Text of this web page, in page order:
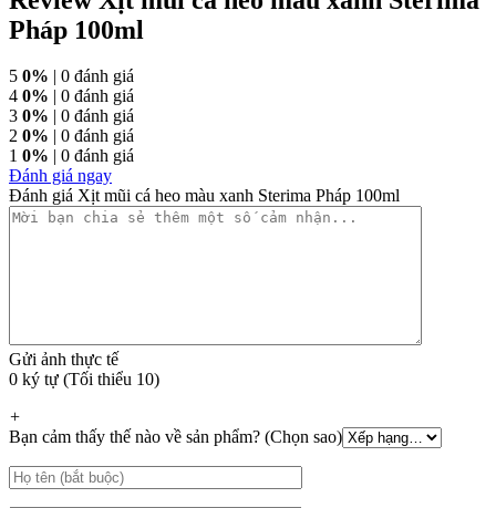
Pháp 100ml
5 0% | 0 đánh giá
4 0% | 0 đánh giá
3 0% | 0 đánh giá
2 0% | 0 đánh giá
1 0% | 0 đánh giá
Đánh giá ngay
Đánh giá Xịt mũi cá heo màu xanh Sterima Pháp 100ml
Gửi ảnh thực tế
0 ký tự (Tối thiểu 10)
+
Bạn cảm thấy thế nào về sản phẩm? (Chọn sao)